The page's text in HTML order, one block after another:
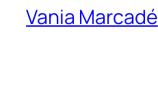
Vania Marcadé